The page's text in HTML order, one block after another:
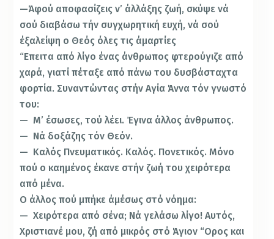
—Άφού αποφασίζεις ν’ άλλάξης ζωή, σκύψε νά
σού διαβάσω τήν συγχωρητική ευχή, νά σού
έξαλείψη ο Θεός όλες τις άμαρτίες
“Επειτα από λίγο ένας άνθρωπος φτερούγιζε από
χαρά, γιατί πέταξε από πάνω του δυσβάσταχτα
φορτία. Συναντώντας στήν Αγία Άννα τόν γνωστό
του:
— Μ’ έσωσες, τού λέει. Έγινα άλλος άνθρωπος.
— Νά δοξάζης τόν Θεόν.
— Καλός Πνευματικός. Καλός. Πονετικός. Μόνο
πού ο καημένος έκανε στήν ζωή του χειρότερα
από μένα.
Ο άλλος πού μπήκε άμέσως στό νόημα:
— Χειρότερα από σένα; Νά γελάσω λίγο! Αυτός,
Χριστιανέ μου, ζή από μικρός στό Άγιον “Ορος και